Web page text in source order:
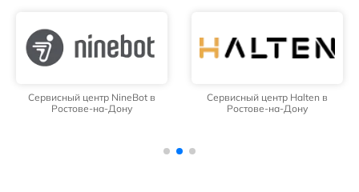
Сервисный центр NineBot в
Ростове-на-Дону
Сервисный центр Halten в
Ростове-на-Дону